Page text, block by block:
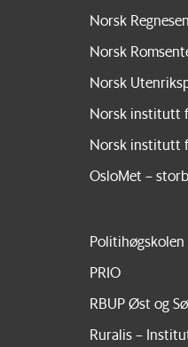
Norsk
Norsk
Norsk
Norsk institutt
Norsk institutt
OsloMet –
Politihøgskolen
PRIO
RBUP Øst og
Ruralis –